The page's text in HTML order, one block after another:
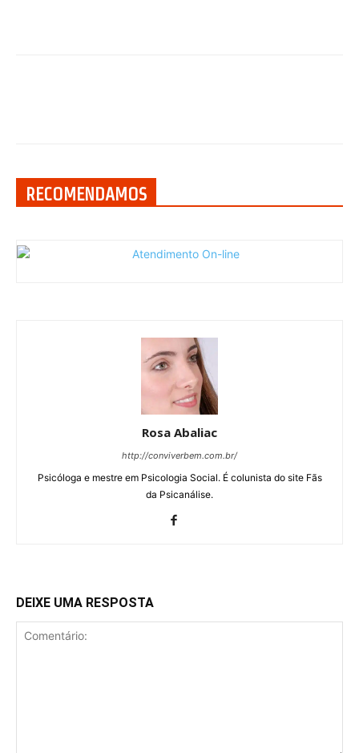
RECOMENDAMOS
Rosa Abaliac
http://conviverbem.com.br/
Psicóloga e mestre em Psicologia Social. É colunista do site Fãs
da Psicanálise.
DEIXE UMA RESPOSTA